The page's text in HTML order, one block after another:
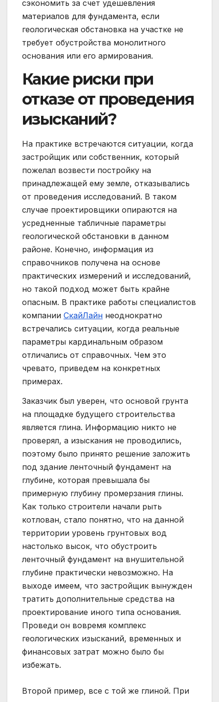
сэкономить за счет удешевления
материалов для фундамента, если
геологическая обстановка на участке не
требует обустройства монолитного
основания или его армирования.
Какие риски при
отказе от проведения
изысканий?
На практике встречаются ситуации, когда
застройщик или собственник, который
пожелал возвести постройку на
принадлежащей ему земле, отказывались
от проведения исследований. В таком
случае проектировщики опираются на
усредненные табличные параметры
геологической обстановки в данном
районе. Конечно, информация из
справочников получена на основе
практических измерений и исследований,
но такой подход может быть крайне
опасным. В практике работы специалистов
компании СкайЛайн неоднократно
встречались ситуации, когда реальные
параметры кардинальным образом
отличались от справочных. Чем это
чревато, приведем на конкретных
примерах.
Заказчик был уверен, что основой грунта
на площадке будущего строительства
является глина. Информацию никто не
проверял, а изыскания не проводились,
поэтому было принято решение заложить
под здание ленточный фундамент на
глубине, которая превышала бы
примерную глубину промерзания глины.
Как только строители начали рыть
котлован, стало понятно, что на данной
территории уровень грунтовых вод
настолько высок, что обустроить
ленточный фундамент на внушительной
глубине практически невозможно. На
выходе имеем, что застройщик вынужден
тратить дополнительные средства на
проектирование иного типа основания.
Проведи он вовремя комплекс
геологических изысканий, временных и
финансовых затрат можно было бы
избежать.
Второй пример, все с той же глиной. При